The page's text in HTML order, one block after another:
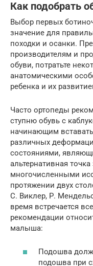
Как подобрать
Выбор первых
значение для
походки и осанки.
производителям и
обуви, потратьте
анатомическими
ребенка и их
Часто ортопеды
ступню обувь с
начинающим
различных
состояниями,
альтернативная
многочисленными
протяжении двух
С. Виклер, Р.
время встречается
рекомендации
малыша:
Подошва
подошва при